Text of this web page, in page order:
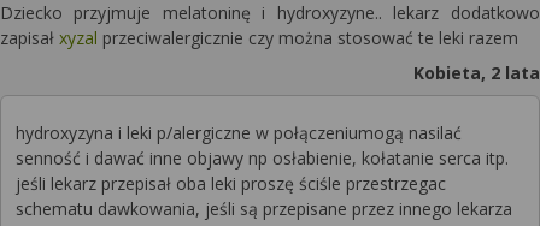
Dziecko przyjmuje melatoninę i hydroxyzyne.. lekarz dodatkowo
zapisał xyzal przeciwalergicznie czy można stosować te leki razem
Kobieta, 2 lata
hydroxyzyna i leki p/alergiczne w połączeniumogą nasilać
senność i dawać inne objawy np osłabienie, kołatanie serca itp.
jeśli lekarz przepisał oba leki proszę ściśle przestrzegac
schematu dawkowania, jeśli są przepisane przez innego lekarza